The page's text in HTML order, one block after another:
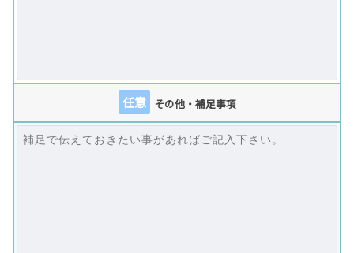
任意 その他・補足事項